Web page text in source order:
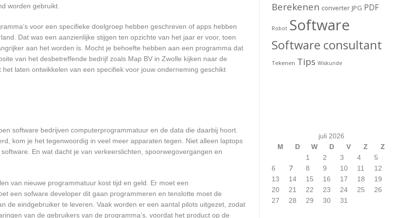
worden gebruikt.
voor een specifieke doelgroep hebben geschreven of apps hebben
Dat was een aanzienlijke stijgen ten opzichte van het jaar er voor, toen
aan het worden is. Mocht je behoefte hebben aan een programma dat
van het desbetreffende bedrijf zoals Map BV in Zwolle kijken naar de
laten ontwikkelen van een specifiek voor jouw onderneming geschikt
software bedrijven computerprogrammatuur en de data die daarbij hoort.
kom je het tegenwoordig in veel meer apparaten tegen. Niet alleen laptops
En wat dacht je van verkeerslichten, spoorwegovergangen en
van nieuwe programmatuur kost tijd en geld. Er moet een
een sofware developer dit gaan programmeren en tenslotte moet de
de eindgebruiker te leveren. Vaak worden er een aantal pilots uitgezet, zodat
van de gebruikers van de programma’s, voordat het product op de
Berekenen converter JPG PDF
Robot Software
Software consultant
Tekenen Tips Wiskunde
juli 2026
M
D W D V Z
Z
1
2 3 4
5
6
7 8 9 10 11
12
13
14 15 16 17 18
19
20
21 22 23 24 25
26
27
28 29 30 31